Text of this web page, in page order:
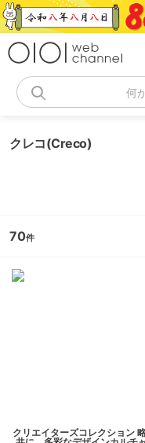
コ
ン
何
クレコ(Creco)
70
クリエイターズコレクション